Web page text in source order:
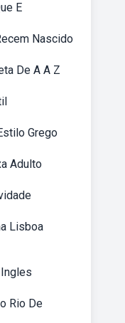
E
Nascido
De A A Z
Grego
Adulto
Lisboa
Rio De